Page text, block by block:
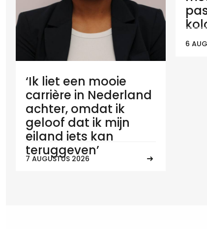
‘Ik liet een mooie
carrière in Nederland
achter, omdat ik
geloof dat ik mijn
eiland iets kan
teruggeven’
7 AUGUSTUS 2026
6